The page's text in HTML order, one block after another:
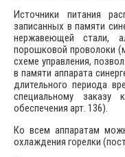
Источники питания
записанных в памяти
нержавеющей стали,
порошковой проволоки
схеме управления,
в памяти аппарата
длительного периода
специальному заказу
обеспечения арт. 136).
Ко всем аппаратам
охлаждения горелки